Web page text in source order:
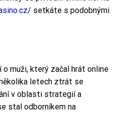
setkáte s podobnými
o muži, který začal hrát online
letech ztrát se
v oblasti strategií a
stal odborníkem na